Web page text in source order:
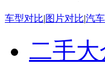
车型对比|图片对比|汽
二手大